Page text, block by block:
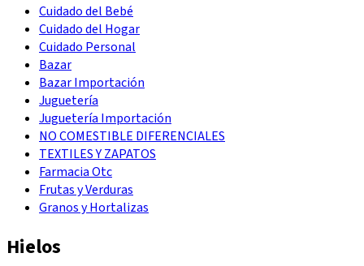
Cuidado del Bebé
Cuidado del Hogar
Cuidado Personal
Bazar
Bazar Importación
Juguetería
Juguetería Importación
NO COMESTIBLE DIFERENCIALES
TEXTILES Y ZAPATOS
Farmacia Otc
Frutas y Verduras
Granos y Hortalizas
Hielos